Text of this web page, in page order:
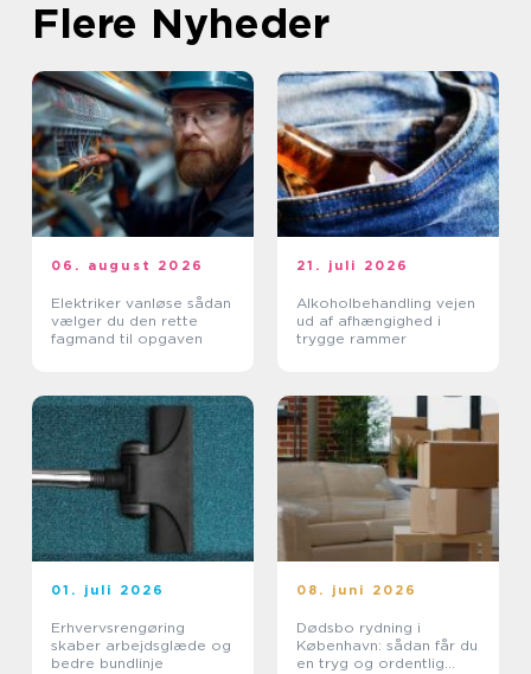
Flere Nyheder
06. august 2026
Elektriker vanløse sådan
vælger du den rette
fagmand til opgaven
21. juli 2026
Alkoholbehandling vejen
ud af afhængighed i
trygge rammer
01. juli 2026
Erhvervsrengøring
skaber arbejdsglæde og
bedre bundlinje
08. juni 2026
Dødsbo rydning i
København: sådan får du
en tryg og ordentlig